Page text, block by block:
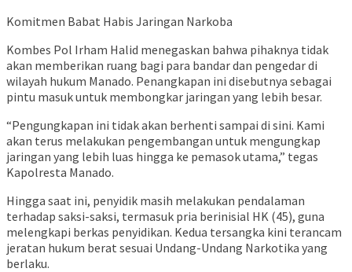
Komitmen Babat Habis Jaringan Narkoba
Kombes Pol Irham Halid menegaskan bahwa pihaknya tidak
akan memberikan ruang bagi para bandar dan pengedar di
wilayah hukum Manado. Penangkapan ini disebutnya sebagai
pintu masuk untuk membongkar jaringan yang lebih besar.
“Pengungkapan ini tidak akan berhenti sampai di sini. Kami
akan terus melakukan pengembangan untuk mengungkap
jaringan yang lebih luas hingga ke pemasok utama,” tegas
Kapolresta Manado.
Hingga saat ini, penyidik masih melakukan pendalaman
terhadap saksi-saksi, termasuk pria berinisial HK (45), guna
melengkapi berkas penyidikan. Kedua tersangka kini terancam
jeratan hukum berat sesuai Undang-Undang Narkotika yang
berlaku.